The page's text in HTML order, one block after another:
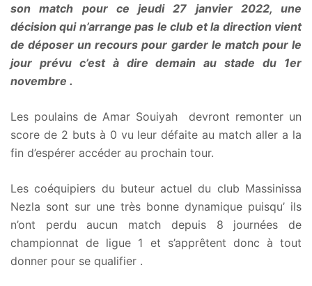
son match pour ce jeudi 27 janvier 2022, une
décision qui n’arrange pas le club et la direction vient
de déposer un recours pour garder le match pour le
jour prévu c’est à dire demain au stade du 1er
novembre .
Les poulains de Amar Souiyah devront remonter un
score de 2 buts à 0 vu leur défaite au match aller a la
fin d’espérer accéder au prochain tour.
Les coéquipiers du buteur actuel du club Massinissa
Nezla sont sur une très bonne dynamique puisqu’ ils
n’ont perdu aucun match depuis 8 journées de
championnat de ligue 1 et s’apprêtent donc à tout
donner pour se qualifier .